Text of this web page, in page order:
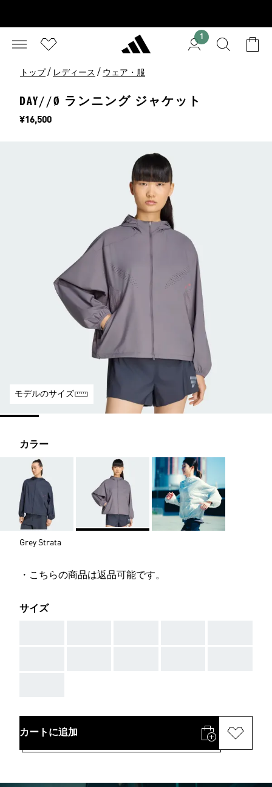
1
トップ / レディース / ウェア・服
DAY//Ø ランニング ジャケット
価格
¥16,500
モデルのサイズ
カラー
Grey Strata
・こちらの商品は返品可能です。
サイズ
カートに追加